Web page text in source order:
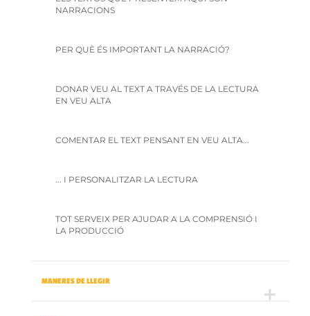
NARRACIONS
PER QUÈ ÉS IMPORTANT LA NARRACIÓ?
DONAR VEU AL TEXT A TRAVÉS DE LA LECTURA
EN VEU ALTA
COMENTAR EL TEXT PENSANT EN VEU ALTA...
... I PERSONALITZAR LA LECTURA
TOT SERVEIX PER AJUDAR A LA COMPRENSIÓ I
LA PRODUCCIÓ
MANERES DE LLEGIR